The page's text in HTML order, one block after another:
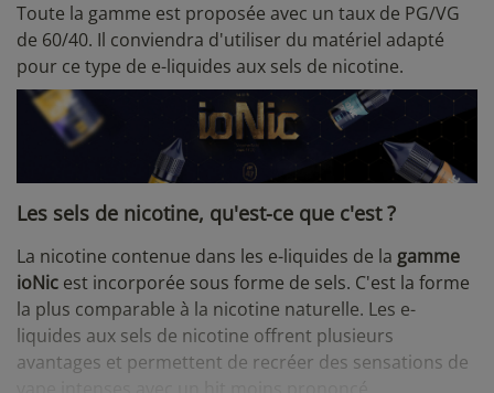
Toute la gamme est proposée avec un taux de PG/VG
de 60/40. Il conviendra d'utiliser du matériel adapté
pour ce type de e-liquides aux sels de nicotine.
Les sels de nicotine, qu'est-ce que c'est ?
La nicotine contenue dans les e-liquides de la gamme
ioNic est incorporée sous forme de sels. C'est la forme
la plus comparable à la nicotine naturelle. Les e-
liquides aux sels de nicotine offrent plusieurs
avantages et permettent de recréer des sensations de